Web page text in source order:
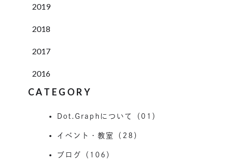
2019
2018
2017
2016
CATEGORY
Dot.Graphについて（01）
イベント・教室（28）
ブログ（106）